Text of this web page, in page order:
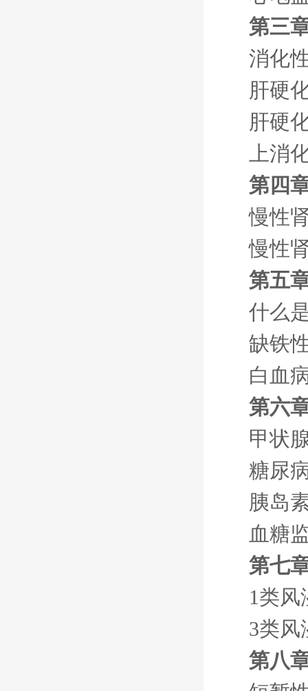
第三
消化
肝硬
肝硬
上消
第四
慢性
慢性
第五
什么
缺铁
白血
第六
甲状
糖尿
胰岛
血糖
第七
1类风
3类风
第八